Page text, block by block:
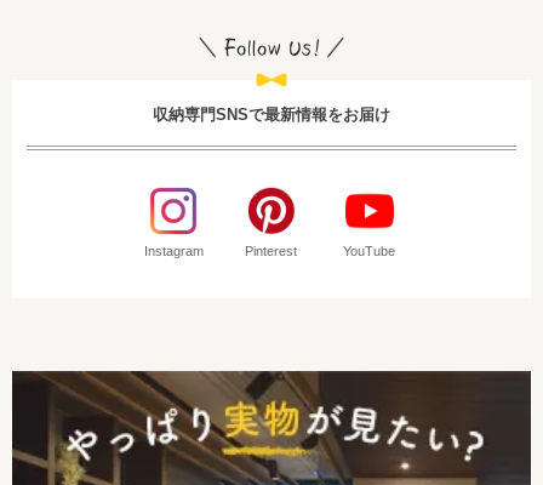
収納専門SNSで最新情報をお届け
Instagram Pinterest YouTube